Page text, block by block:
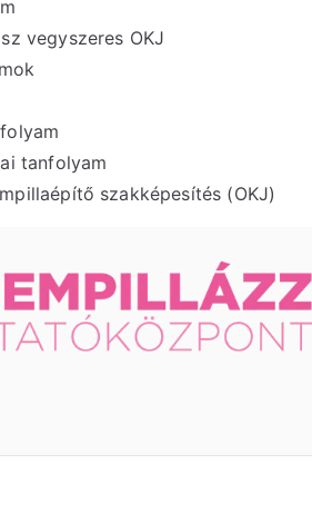
vegyszeres OKJ
tanfolyam
szakképesítés (OKJ)